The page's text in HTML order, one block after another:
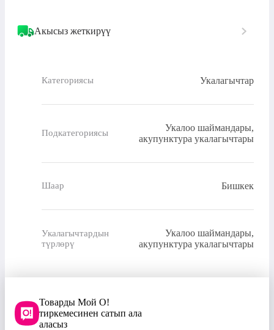
Акысыз жеткирүү
Категориясы Укалагычтар
Подкатегориясы
Укалоо шаймандары,
акупунктура укалагычтары
Шаар Бишкек
Укалагычтардын
түрлөрү
Укалоо шаймандары,
акупунктура укалагычтары
Товарды Мой О!
тиркемесинен сатып ала
аласыз